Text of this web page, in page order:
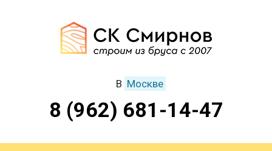
В Москве
8 (962) 681-14-47